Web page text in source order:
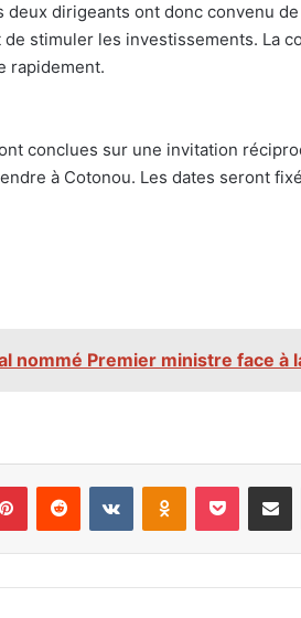
deux dirigeants ont donc convenu
stimuler les investissements. La
rapidement.
conclues sur une invitation
à Cotonou. Les dates seront
nommé Premier ministre face à
PinterestReddit VKontakteOdnoklassniki
Pocket